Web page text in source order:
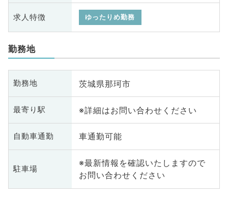
求人特徴 ゆったりめ勤務
勤務地
勤務地 茨城県那珂市
最寄り駅 ※詳細はお問い合わせください
自動車通勤 車通勤可能
駐車場
※最新情報を確認いたしますので
お問い合わせください